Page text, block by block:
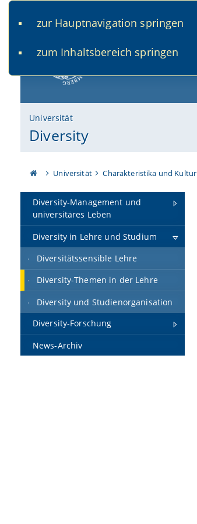
zur Hauptnavigation springen
zum Inhaltsbereich springen
Universität
Diversity
Universität Charakteristika und Kultur
Diversity-Management und
universitäres Leben
Diversity in Lehre und Studium
Diversitätssensible Lehre
Diversity-Themen in der Lehre
Diversity und Studienorganisation
Diversity-Forschung
News-Archiv